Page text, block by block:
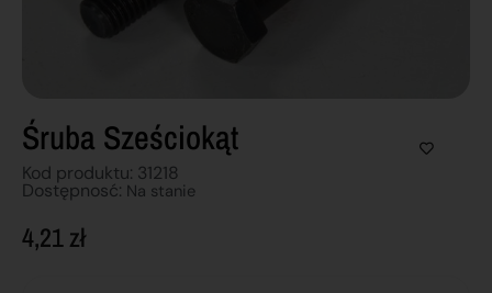
Śruba Sześciokąt
Kod produktu: 31218
Dostępnosć: Na stanie
4,21zł